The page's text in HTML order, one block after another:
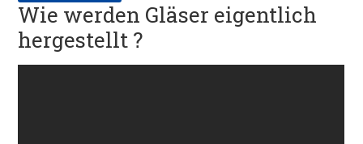
Wie werden Gläser eigentlich
hergestellt ?